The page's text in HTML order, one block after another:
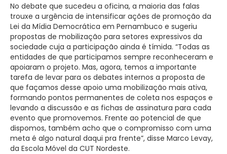
No debate que sucedeu a oficina, a maioria das falas
trouxe a urgência de intensificar ações de promoção da
Lei da Mídia Democrática em Pernambuco e sugeriu
propostas de mobilização para setores expressivos da
sociedade cuja a participação ainda é tímida. “Todas as
entidades de que participamos sempre reconheceram e
apoiaram o projeto. Mas, agora, temos a importante
tarefa de levar para os debates internos a proposta de
que façamos desse apoio uma mobilização mais ativa,
formando pontos permanentes de coleta nos espaços e
levando a discussão e as fichas de assinatura para cada
evento que promovemos. Frente ao potencial de que
dispomos, também acho que o compromisso com uma
meta é algo natural daqui pra frente”, disse Marco Levay,
da Escola Móvel da CUT Nordeste.